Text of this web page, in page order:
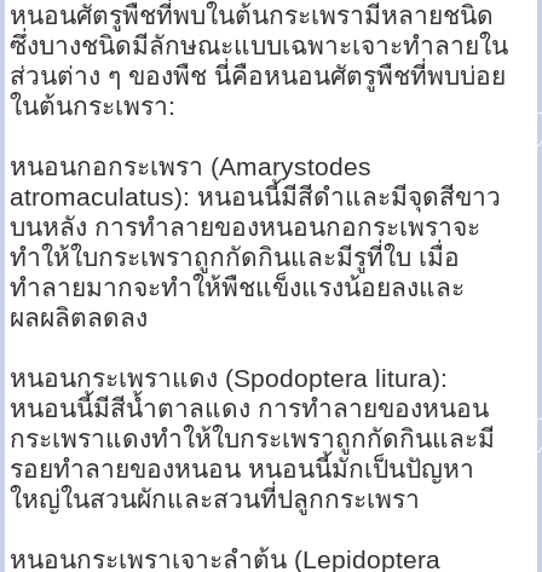
หนอนศัตรูพืชที่พบในต้นกระเพรามีหลายชนิด
ซึ่งบางชนิดมีลักษณะแบบเฉพาะเจาะทำลายใน
ส่วนต่าง ๆ ของพืช นี่คือหนอนศัตรูพืชที่พบบ่อย
ในต้นกระเพรา:
หนอนกอกระเพรา (Amarystodes
atromaculatus): หนอนนี้มีสีดำและมีจุดสีขาว
บนหลัง การทำลายของหนอนกอกระเพราจะ
ทำให้ใบกระเพราถูกกัดกินและมีรูที่ใบ เมื่อ
ทำลายมากจะทำให้พืชแข็งแรงน้อยลงและ
ผลผลิตลดลง
หนอนกระเพราแดง (Spodoptera litura):
หนอนนี้มีสีน้ำตาลแดง การทำลายของหนอน
กระเพราแดงทำให้ใบกระเพราถูกกัดกินและมี
รอยทำลายของหนอน หนอนนี้มักเป็นปัญหา
ใหญ่ในสวนผักและสวนที่ปลูกกระเพรา
หนอนกระเพราเจาะลำต้น (Lepidoptera